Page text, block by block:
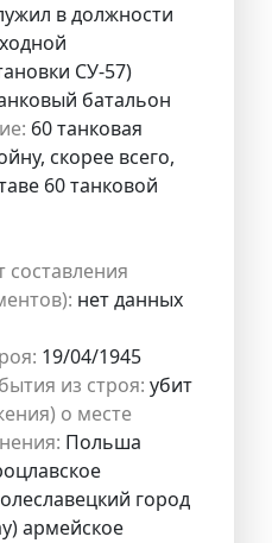
в должности
СУ-57)
батальон
60 танковая
скорее всего,
60 танковой
нет данных
19/04/1945
из строя: убит
о месте
Польша
город
армейское